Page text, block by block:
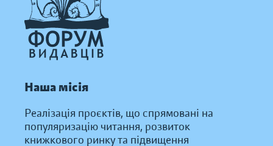
Наша місія
Реалізація проєктів, що спрямовані на
популяризацію читання, розвиток
книжкового ринку та підвищення